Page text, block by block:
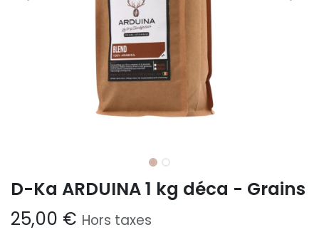
D-Ka ARDUINA 1 kg déca - Grains
25,00 € Hors taxes